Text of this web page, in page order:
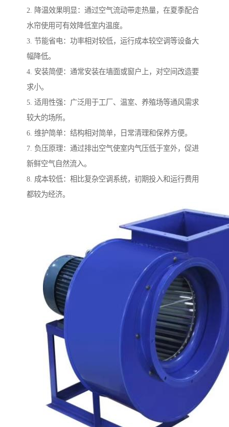
2. 降温效果明显：通过空气流动带走热量，在夏季配合
水帘使用可有效降低室内温度。
3. 节能省电：功率相对较低，运行成本较空调等设备大
幅降低。
4. 安装简便：通常安装在墙面或窗户上，对空间改造要
求小。
5. 适用性强：广泛用于工厂、温室、养殖场等通风需求
较大的场所。
6. 维护简单：结构相对简单，日常清理和保养方便。
7. 负压原理：通过排出空气使室内气压低于室外，促进
新鲜空气自然流入。
8. 成本较低：相比复杂空调系统，初期投入和运行费用
都较为经济。